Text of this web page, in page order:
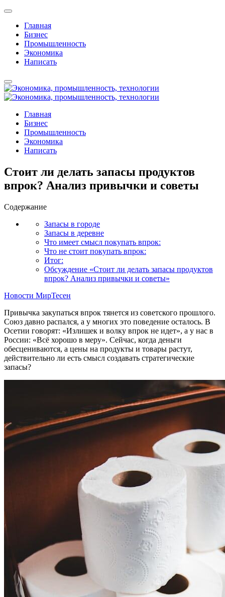
Главная
Бизнес
Промышленность
Экономика
Написать
Главная
Бизнес
Промышленность
Экономика
Написать
Стоит ли делать запасы продуктов
впрок? Анализ привычки и советы
Содержание
Запасы в городе
Запасы в деревне
Что имеет смысл покупать впрок:
Что не стоит покупать впрок:
Итог:
Обсуждение «Стоит ли делать запасы продуктов
впрок? Анализ привычки и советы»
Новости МирТесен
Привычка закупаться впрок тянется из советского прошлого.
Союз давно распался, а у многих это поведение осталось. В
Осетии говорят: «Излишек и волку впрок не идет», а у нас в
России: «Всё хорошо в меру». Сейчас, когда деньги
обесцениваются, а цены на продукты и товары растут,
действительно ли есть смысл создавать стратегические
запасы?